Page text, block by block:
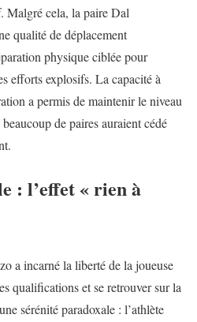
Malgré cela, la paire Dal
qualité de déplacement
physique ciblée pour
efforts explosifs. La capacité à
a permis de maintenir le niveau
de paires auraient cédé
: l’effet « rien à
a incarné la liberté de la joueuse
qualifications et se retrouver sur la
sérénité paradoxale : l’athlète